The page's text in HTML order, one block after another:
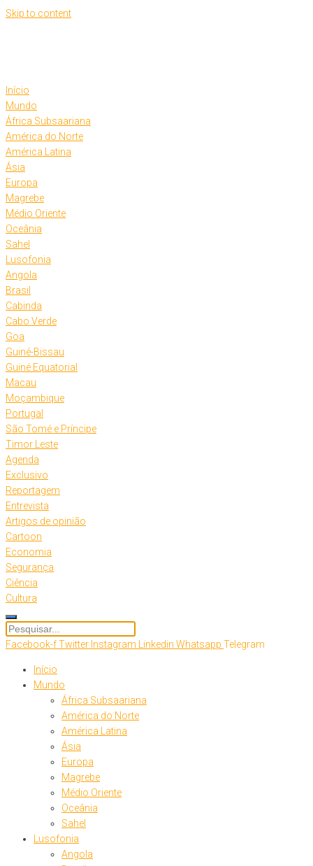
Skip to content
Início
Mundo
África Subsaariana
América do Norte
América Latina
Ásia
Europa
Magrebe
Médio Oriente
Oceânia
Sahel
Lusofonia
Angola
Brasil
Cabinda
Cabo Verde
Goa
Guiné-Bissau
Guiné Equatorial
Macau
Moçambique
Portugal
São Tomé e Príncipe
Timor Leste
Agenda
Exclusivo
Reportagem
Entrevista
Artigos de opinião
Cartoon
Economia
Segurança
Ciência
Cultura
Facebook-fTwitter Instagram Linkedin Whatsapp Telegram
Início
Mundo
África Subsaariana
América do Norte
América Latina
Ásia
Europa
Magrebe
Médio Oriente
Oceânia
Sahel
Lusofonia
Angola